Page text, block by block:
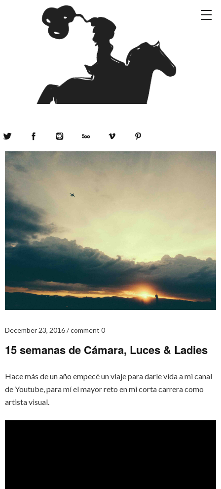
December 23, 2016 comment 0
15 semanas de Cámara, Luces & Ladies
Hace más de un año empecé un viaje para darle vida a mi canal
de Youtube, para mí el mayor reto en mi corta carrera como
artista visual.